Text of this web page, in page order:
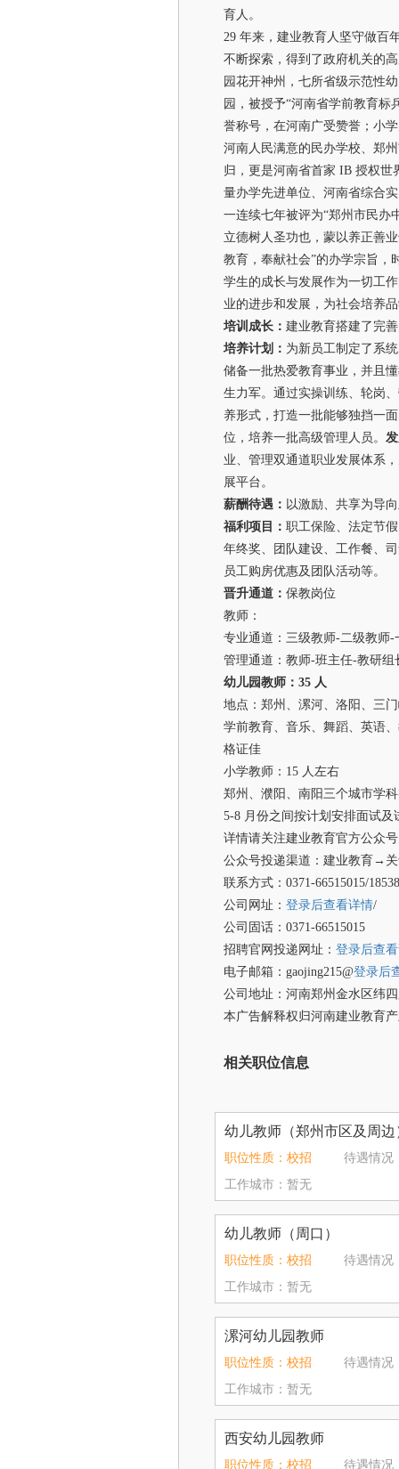
育人。
29 年来，建业教育人坚守做百
不断探索，得到了政府机关的
园花开神州，七所省级示范性
园，被授予“河南省学前教育标
誉称号，在河南广受赞誉；小
河南人民满意的民办学校、郑
归，更是河南省首家 IB 授权世
量办学先进单位、河南省综合
一连续七年被评为“郑州市民办
立德树人圣功也，蒙以养正善
教育，奉献社会”的办学宗旨，
学生的成长与发展作为一切工
业的进步和发展，为社会培养
培训成长： 建业教育搭建了完
培养计划： 为新员工制定了系
储备一批热爱教育事业，并且
生力军。通过实操训练、轮岗
养形式，打造一批能够独挡一
位，培养一批高级管理人员。
业、管理双通道职业发展体系
展平台。
薪酬待遇： 以激励、共享为导
福利项目： 职工保险、法定节
年终奖、团队建设、工作餐、
员工购房优惠及团队活动等。
晋升通道： 保教岗位
教师：
专业通道：三级教师-二级教师
管理通道：教师-班主任-教研组
幼儿园教师：35 人
地点：郑州、漯河、洛阳、三
学前教育、音乐、舞蹈、英语
格证佳
小学教师：15 人左右
郑州、濮阳、南阳三个城市学
5-8 月份之间按计划安排面试及
详情请关注建业教育官方公众号
公众号投递渠道：建业教育→
联系方式：0371-66515015/
公司网址： 登录后查看详情/
公司固话：0371-66515015
招聘官网投递网址： 登录后查
电子邮箱：gaojing215@登录后
公司地址：河南郑州金水区纬
本广告解释权归河南建业教育
相关职位信息
幼儿教师（郑州市区及周边
职位性质：校招
待遇情况
工作城市：暂无
幼儿教师（周口）
职位性质：校招
待遇情况
工作城市：暂无
漯河幼儿园教师
职位性质：校招
待遇情况
工作城市：暂无
西安幼儿园教师
职位性质：校招 待遇情况